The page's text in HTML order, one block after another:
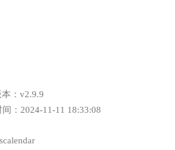
本：v2.9.9
间：2024-11-11 18:33:08